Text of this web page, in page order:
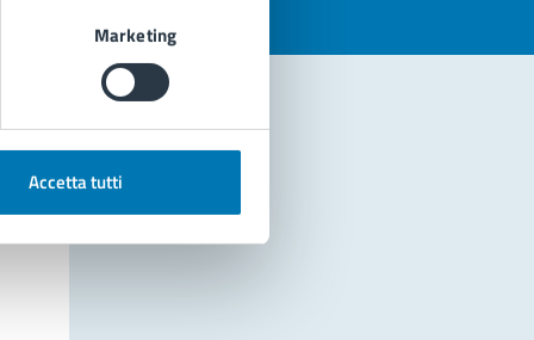
Marketing
Accetta tutti